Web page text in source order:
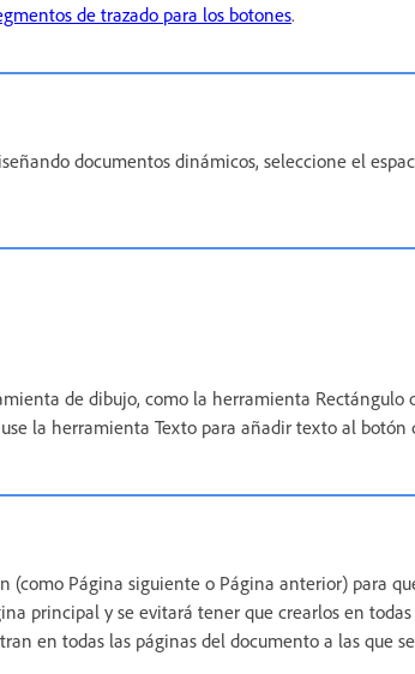
de trazado para los botones.
documentos dinámicos, seleccione el
de dibujo, como la herramienta Rectángulo
la herramienta Texto para añadir texto al botón
(como Página siguiente o Página anterior) para
principal y se evitará tener que crearlos en
en todas las páginas del documento a las que